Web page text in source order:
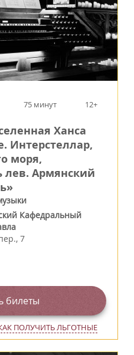
75 минут 12+
Ханса
Интерстеллар,
моря,
лев. Армянский
Кафедральный
7
билеты
ПОЛУЧИТЬ ЛЬГОТНЫЕ